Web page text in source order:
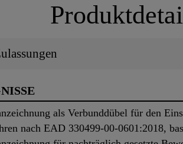
als Verbunddübel für den
nach EAD 330499-00-0601:2018,